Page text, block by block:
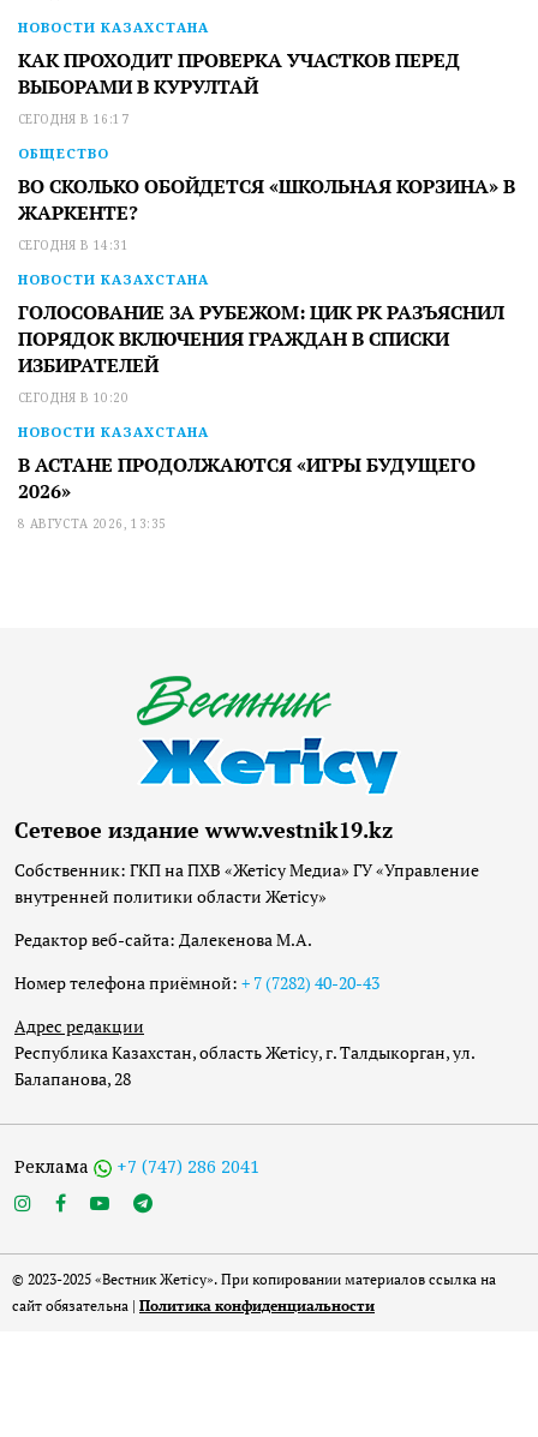
НОВОСТИ КАЗАХСТАНА
КАК ПРОХОДИТ ПРОВЕРКА УЧАСТКОВ ПЕРЕД
ВЫБОРАМИ В КУРУЛТАЙ
СЕГОДНЯ В 16:17
ОБЩЕСТВО
ВО СКОЛЬКО ОБОЙДЕТСЯ «ШКОЛЬНАЯ КОРЗИНА» В
ЖАРКЕНТЕ?
СЕГОДНЯ В 14:31
НОВОСТИ КАЗАХСТАНА
ГОЛОСОВАНИЕ ЗА РУБЕЖОМ: ЦИК РК РАЗЪЯСНИЛ
ПОРЯДОК ВКЛЮЧЕНИЯ ГРАЖДАН В СПИСКИ
ИЗБИРАТЕЛЕЙ
СЕГОДНЯ В 10:20
НОВОСТИ КАЗАХСТАНА
В АСТАНЕ ПРОДОЛЖАЮТСЯ «ИГРЫ БУДУЩЕГО
2026»
8 АВГУСТА 2026, 13:35
Сетевое издание www.vestnik19.kz
Собственник: ГКП на ПХВ «Жетісу Медиа» ГУ «Управление
внутренней политики области Жетісу»
Редактор веб-сайта: Далекенова М.А.
Номер телефона приёмной: + 7 (7282) 40-20-43
Адрес редакции
Республика Казахстан, область Жетісу, г. Талдыкорган, ул.
Балапанова, 28
Реклама +7 (747) 286 2041
© 2023-2025 «Вестник Жетісу». При копировании материалов ссылка на
сайт обязательна | Политика конфиденциальности